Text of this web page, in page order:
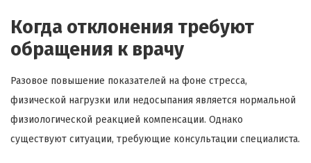
Когда отклонения требуют
обращения к врачу
Разовое повышение показателей на фоне стресса,
физической нагрузки или недосыпания является нормальной
физиологической реакцией компенсации. Однако
существуют ситуации, требующие консультации специалиста.